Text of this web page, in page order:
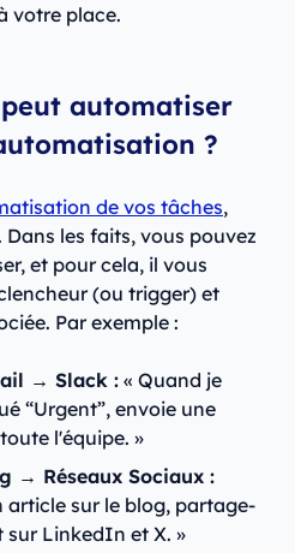
votre place.
automatiser
?
de vos tâches,
les faits, vous pouvez
et pour cela, il vous
(ou trigger) et
Par exemple :
→ Slack : « Quand je
“Urgent”, envoie une
l'équipe. »
→ Réseaux Sociaux :
article sur le blog, partage-
LinkedIn et X. »